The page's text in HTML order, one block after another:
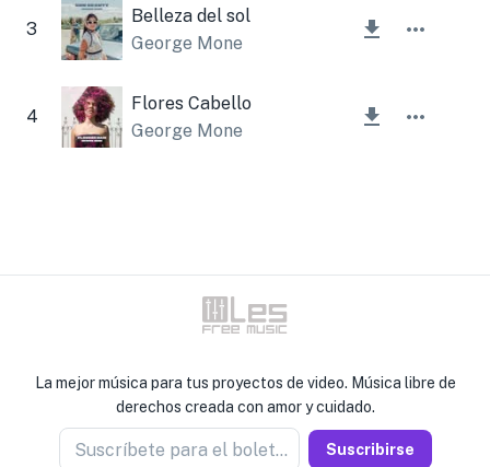
3
Belleza del sol
George Mone
4
Flores Cabello
George Mone
La mejor música para tus proyectos de video. Música libre de
derechos creada con amor y cuidado.
Suscríbete para el boletín Suscribirse